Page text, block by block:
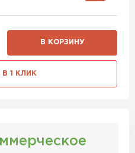
В КОРЗИНУ
В 1 КЛИК